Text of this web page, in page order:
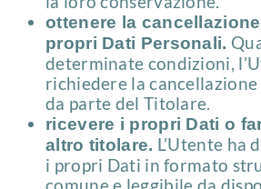
ottenere la
propri Dati Personali.
determinate condizioni,
richiedere la
da parte del Titolare.
ricevere i propri Dati o
altro titolare. L’Utente ha
i propri Dati in formato